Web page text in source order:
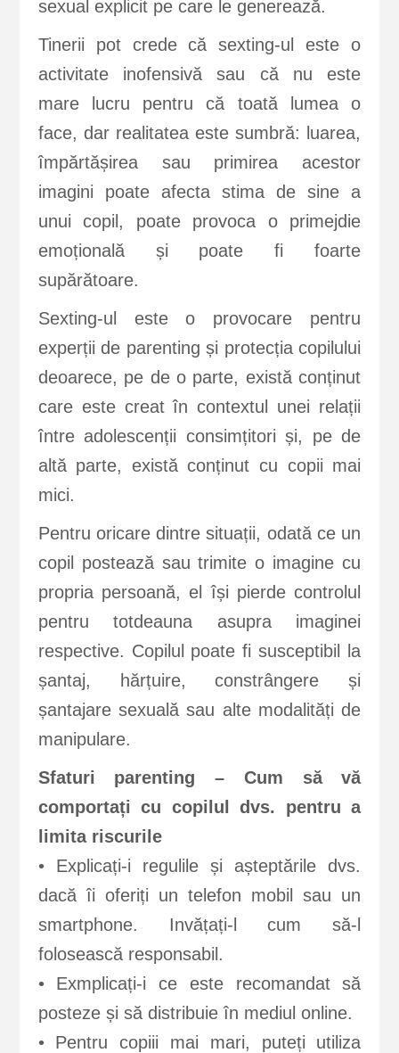
sexual explicit pe care le generează.
Tinerii pot crede că sexting-ul este o
activitate inofensivă sau că nu este
mare lucru pentru că toată lumea o
face, dar realitatea este sumbră: luarea,
împărtășirea sau primirea acestor
imagini poate afecta stima de sine a
unui copil, poate provoca o primejdie
emoțională și poate fi foarte
supărătoare.
Sexting-ul este o provocare pentru
experții de parenting și protecția copilului
deoarece, pe de o parte, există conținut
care este creat în contextul unei relații
între adolescenții consimțitori și, pe de
altă parte, există conținut cu copii mai
mici.
Pentru oricare dintre situații, odată ce un
copil postează sau trimite o imagine cu
propria persoană, el își pierde controlul
pentru totdeauna asupra imaginei
respective. Copilul poate fi susceptibil la
șantaj, hărțuire, constrângere și
șantajare sexuală sau alte modalități de
manipulare.
Sfaturi parenting – Cum să vă
comportați cu copilul dvs. pentru a
limita riscurile
• Explicați-i regulile și așteptările dvs.
dacă îi oferiți un telefon mobil sau un
smartphone. Invățați-l cum să-l
folosească responsabil.
• Exmplicați-i ce este recomandat să
posteze și să distribuie în mediul online.
• Pentru copiii mai mari, puteți utiliza